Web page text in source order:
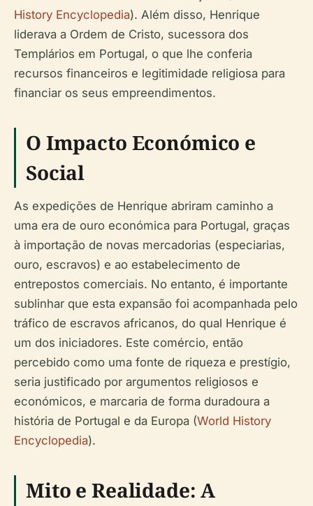
History Encyclopedia). Além disso, Henrique
liderava a Ordem de Cristo, sucessora dos
Templários em Portugal, o que lhe conferia
recursos financeiros e legitimidade religiosa para
financiar os seus empreendimentos.
O Impacto Económico e
Social
As expedições de Henrique abriram caminho a
uma era de ouro económica para Portugal, graças
à importação de novas mercadorias (especiarias,
ouro, escravos) e ao estabelecimento de
entrepostos comerciais. No entanto, é importante
sublinhar que esta expansão foi acompanhada pelo
tráfico de escravos africanos, do qual Henrique é
um dos iniciadores. Este comércio, então
percebido como uma fonte de riqueza e prestígio,
seria justificado por argumentos religiosos e
económicos, e marcaria de forma duradoura a
história de Portugal e da Europa (World History
Encyclopedia).
Mito e Realidade: A